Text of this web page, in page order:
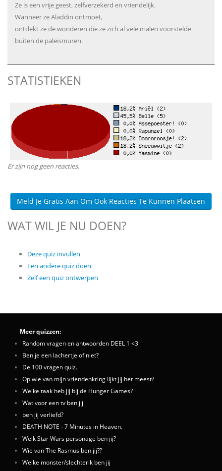
Ze is een vrije geest, zelfverzekerd en vriendelijk.
Wanneer ze Aladdin ontmoet,
ontdekt ze de wonderen die ze zich al vele malen voorstelde
buiten de paleismuren.
STATISTIEKEN
Er zijn nog geen reacties.
Meld Je Gratis Aan Om Ook Reacties Te Kunnen Plaatsen
WAT WIL JE NU DOEN?
Deze quiz invullen
Een andere quiz doen
Zelf een quiz ontwerpen
Meer quizzen:
Random vragen en antwoorden DEEL 1 <3
Ben je een lachertje of niet?
De 100 vragen quiz.
Op wie van mijn vriendenkring lijkt jij het meest?
Welke taak heb jij bij de Hunger Games?
Wat voor een tv ben jij
ben jij verliefd?
DEATH NOTE - 7 Minutes in Heaven.
Welk Star Wars personage ben jij?
Wie van The Rasmus ben jij??
Welke monster/slechterik ben jij